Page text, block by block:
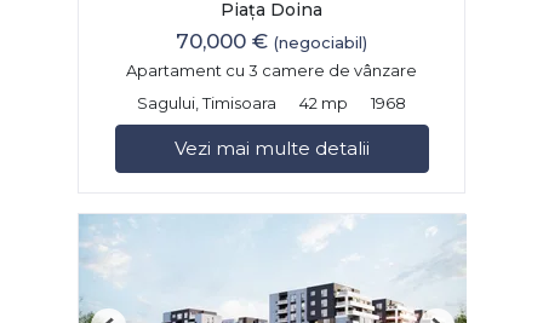
Piața Doina
70,000 € (negociabil)
Apartament cu 3 camere de vânzare
Sagului, Timisoara
42 mp 1968
Vezi mai multe detalii